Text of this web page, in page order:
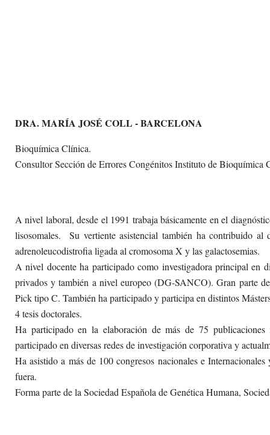
DRA. MARÍA JOSÉ COLL - BARCELONA
Bioquímica Clínica.
Consultor Sección de Errores Congénitos Instituto de
A nivel laboral, desde el 1991 trabaja básicamente en el
lisosomales. Su vertiente asistencial también ha contribuido al
adrenoleucodistrofia ligada al cromosoma X y las galactosemias.
A nivel docente ha participado como investigadora principal en
privados y también a nivel europeo (DG-SANCO). Gran parte
Pick tipo C. También ha participado y participa en distintos
4 tesis doctorales.
Ha participado en la elaboración de más de 75
participado en diversas redes de investigación corporativa y
Ha asistido a más de 100 congresos nacionales e
fuera.
Forma parte de la Sociedad Española de Genética Humana,